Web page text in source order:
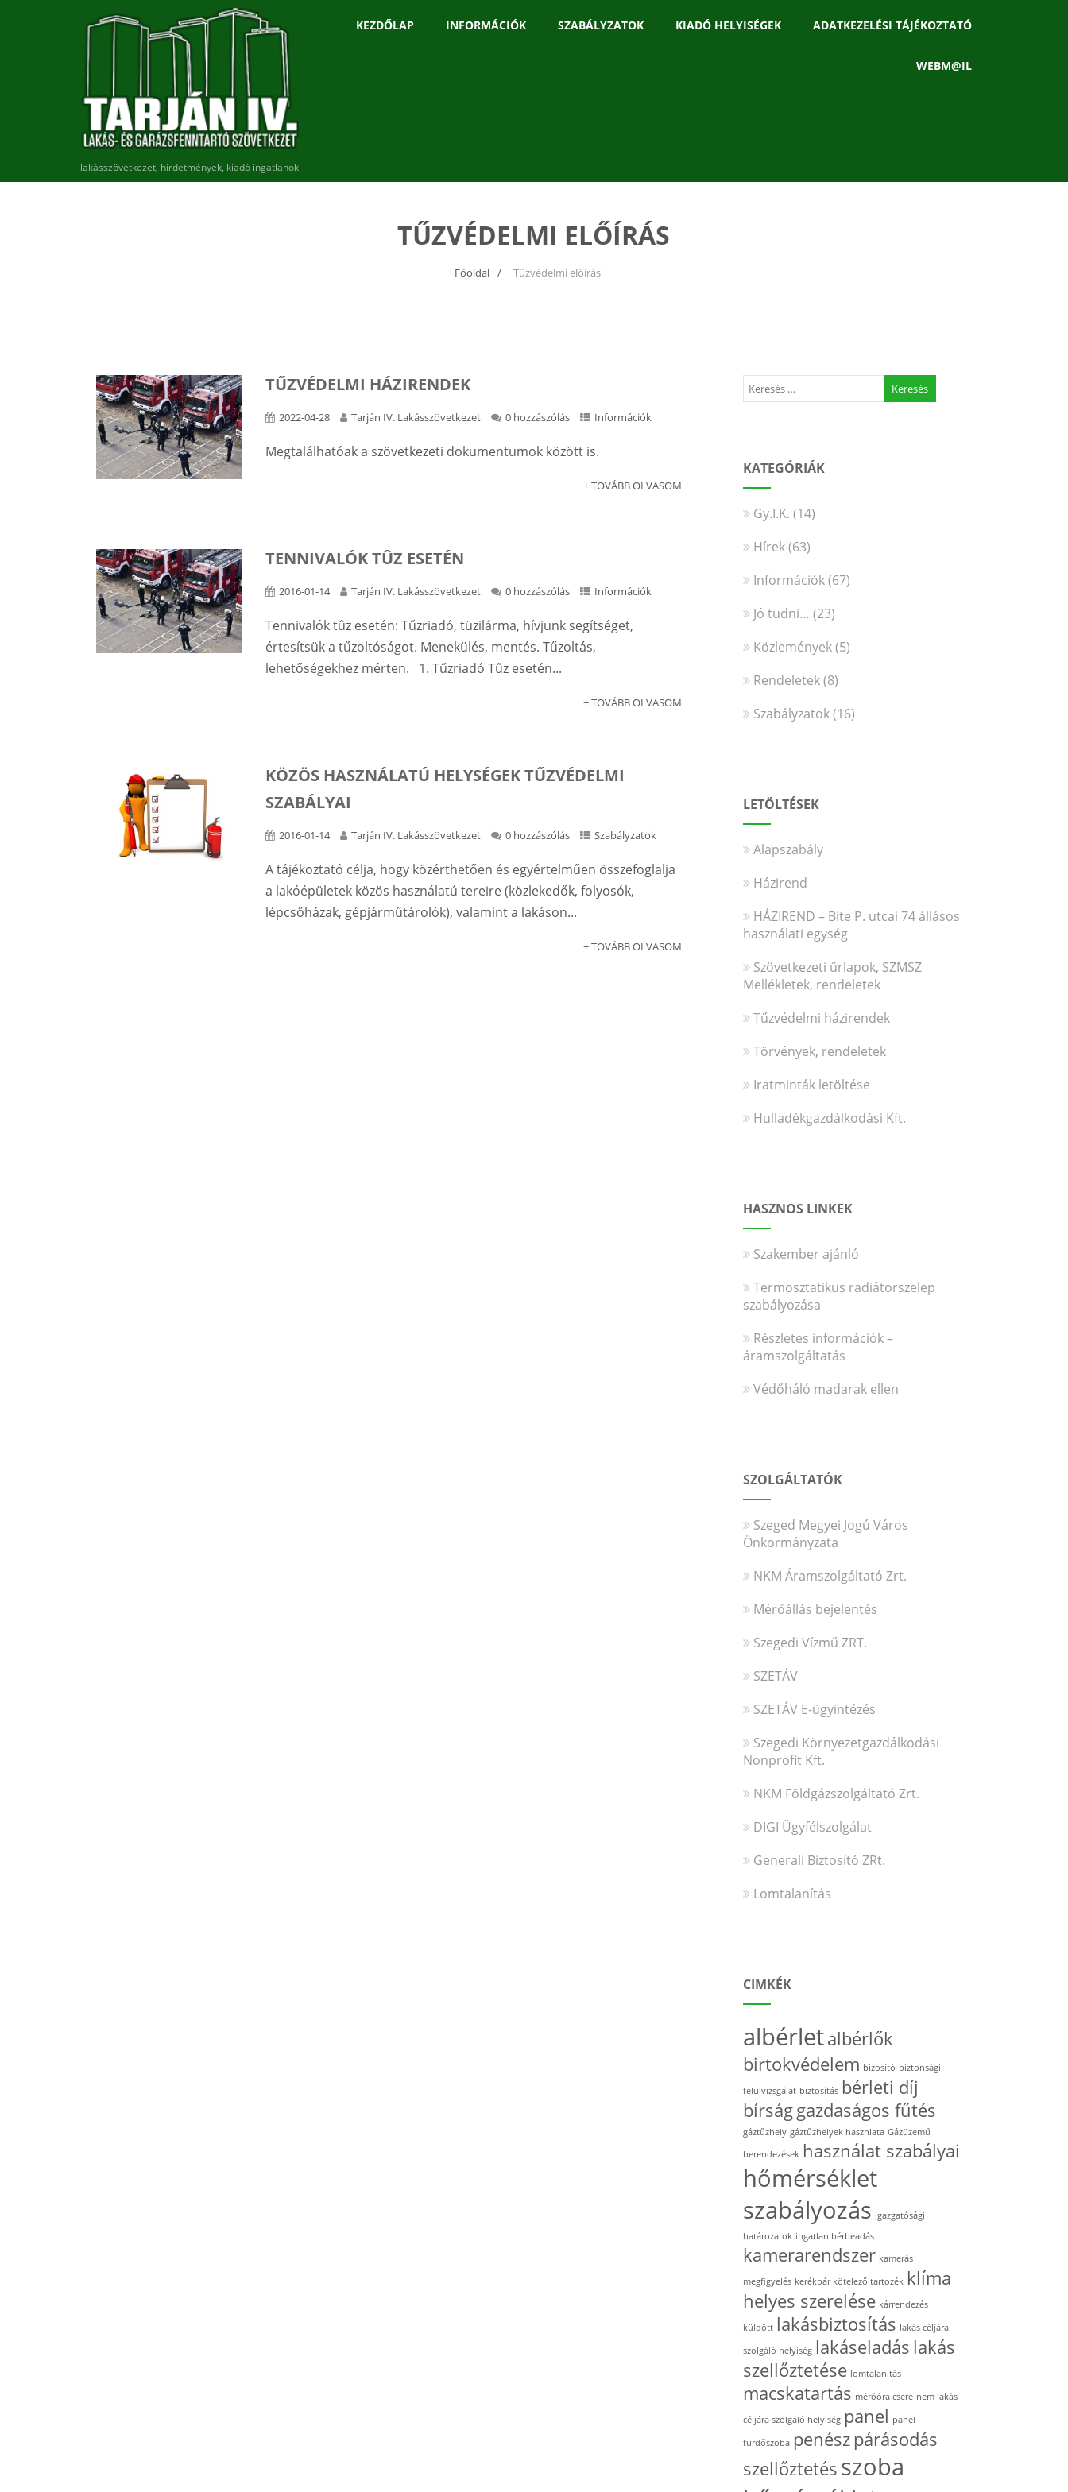
lakásszövetkezet, hirdetmények, kiadó ingatlanok
KEZDŐLAP INFORMÁCIÓK SZABÁLYZATOK KIADÓ HELYISÉGEK ADATKEZELÉSI TÁJÉKOZTATÓ
WEBM@IL
TŰZVÉDELMI ELŐÍRÁS
Főoldal Tűzvédelmi előírás
TŰZVÉDELMI HÁZIRENDEK
2022-04-28 Tarján IV. Lakásszövetkezet 0 hozzászólás Információk
Megtalálhatóak a szövetkezeti dokumentumok között is.
+ TOVÁBB OLVASOM
TENNIVALÓK TÛZ ESETÉN
2016-01-14 Tarján IV. Lakásszövetkezet 0 hozzászólás Információk
Tennivalók tûz esetén: Tűzriadó, tüzilárma, hívjunk segítséget,
értesítsük a tűzoltóságot. Menekülés, mentés. Tűzoltás,
lehetőségekhez mérten. 1. Tűzriadó Tűz esetén...
+ TOVÁBB OLVASOM
KÖZÖS HASZNÁLATÚ HELYSÉGEK TŰZVÉDELMI
SZABÁLYAI
2016-01-14 Tarján IV. Lakásszövetkezet 0 hozzászólás Szabályzatok
A tájékoztató célja, hogy közérthetően és egyértelműen összefoglalja
a lakóépületek közös használatú tereire (közlekedők, folyosók,
lépcsőházak, gépjárműtárolók), valamint a lakáson...
+ TOVÁBB OLVASOM
KATEGÓRIÁK
Gy.I.K. (14)
Hírek(63)
Információk(67)
Jó tudni… (23)
Közlemények(5)
Rendeletek(8)
Szabályzatok(16)
LETÖLTÉSEK
Alapszabály
Házirend
HÁZIREND – Bite P. utcai 74 állásos
használati egység
Szövetkezeti űrlapok, SZMSZ
Mellékletek, rendeletek
Tűzvédelmi házirendek
Törvények, rendeletek
Iratminták letöltése
Hulladékgazdálkodási Kft.
HASZNOS LINKEK
Szakember ajánló
Termosztatikus radiátorszelep
szabályozása
Részletes információk –
áramszolgáltatás
Védőháló madarak ellen
SZOLGÁLTATÓK
Szeged Megyei Jogú Város
Önkormányzata
NKM Áramszolgáltató Zrt.
Mérőállás bejelentés
Szegedi Vízmű ZRT.
SZETÁV
SZETÁV E-ügyintézés
Szegedi Környezetgazdálkodási
Nonprofit Kft.
NKM Földgázszolgáltató Zrt.
DIGI Ügyfélszolgálat
Generali Biztosító ZRt.
Lomtalanítás
CIMKÉK
albérletalbérlők
birtokvédelem bizosító biztonsági
felülvizsgálat biztosítás bérleti díj
bírsággazdaságos fűtés
gáztűzhely gáztűzhelyek hasznlata Gázüzemű
berendezések használat szabályai
hőmérséklet
szabályozás igazgatósági
határozatok ingatlan bérbeadás
kamerarendszer kamerás
megfigyelés kerékpár kötelező tartozék klíma
helyes szerelése kárrendezés
küldött lakásbiztosítás lakás céljára
szolgáló helyiség lakáseladás lakás
szellőztetése lomtalanítás
macskatartás mérőóra csere nem lakás
céljára szolgáló helyiség panel panel
fürdőszoba penész párásodás
szellőztetés szoba